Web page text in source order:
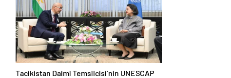
Tacikistan Daimi Temsilcisi’nin UNESCAP